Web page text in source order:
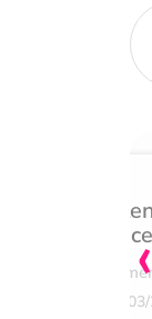
07/‹